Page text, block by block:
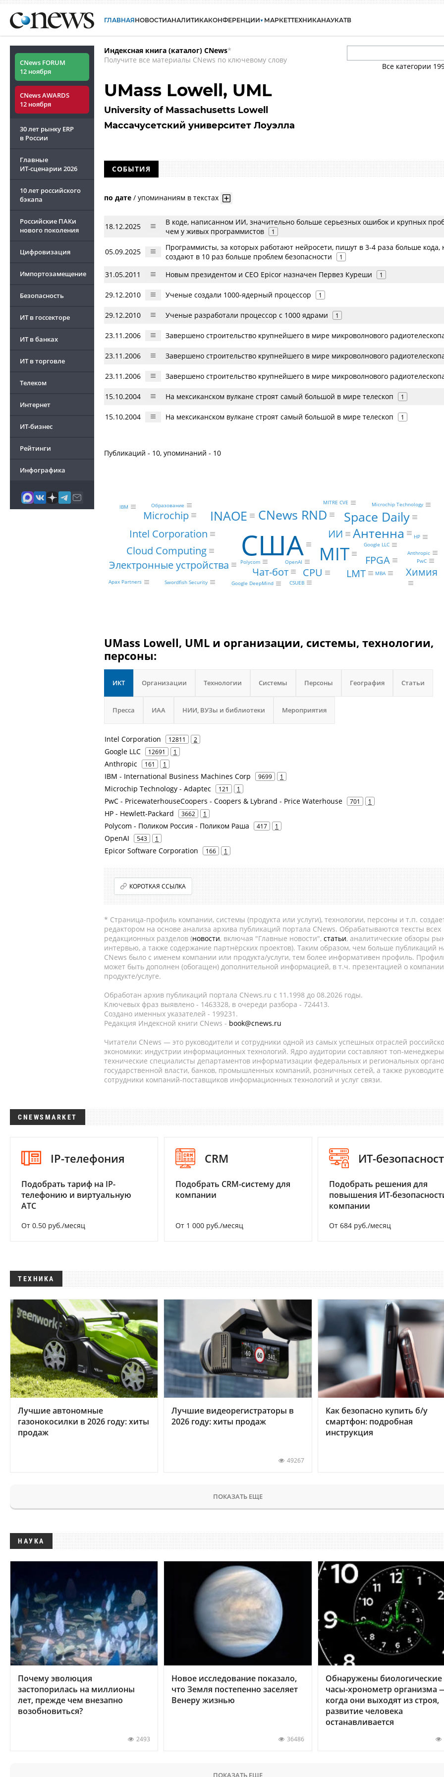
ГЛАВНАЯНОВОСТИАНАЛИТИКАКОНФЕРЕНЦИИ МАРКЕТТЕХНИКАНАУКАТВ
CNews FORUM
12 ноября
CNews AWARDS
12 ноября
30 лет рынку ERP
в России
Главные
ИТ-сценарии 2026
10 лет российского
бэкапа
Российские ПАКи
нового поколения
Цифровизация
Импортозамещение
Безопасность
ИТ в госсекторе
ИТ в банках
ИТ в торговле
Телеком
Интернет
ИТ-бизнес
Рейтинги
Инфографика
Индексная книга (каталог) CNews*
Получите все материалы CNews по ключевому слову
Все категории
UMass Lowell, UML
University of Massachusetts Lowell
Массачусетский университет Лоуэлла
СОБЫТИЯ
по дате / упоминаниям в текстах
18.12.2025
В коде, написанном ИИ, значительно больше серьезных ошибок и крупных
чем у живых программистов
1
05.09.2025
Программисты, за которых работают нейросети, пишут в 3-4 раза больше кода,
создают в 10 раз больше проблем безопасности
1
31.05.2011 Новым президентом и CEO Epicor назначен Первез Куреши 1
29.12.2010 Ученые создали 1000-ядерный процессор 1
29.12.2010 Ученые разработали процессор с 1000 ядрами 1
23.11.2006 Завершено строительство крупнейшего в мире микроволнового
23.11.2006 Завершено строительство крупнейшего в мире микроволнового
23.11.2006 Завершено строительство крупнейшего в мире микроволнового
15.10.2004 На мексиканском вулкане строят самый большой в мире телескоп 1
15.10.2004 На мексиканском вулкане строят самый большой в мире телескоп 1
Публикаций - 10, упоминаний - 10
США MIT
Антенна
Space Daily
CNews RND
INAOE
Intel Corporation
FPGA
Cloud Computing
Microchip
Электронные устройства
Чат-бот CPU
ИИ
LMT Химия
Google LLC
Anthropic
IBM Microchip Technology
PwC
HP
Polycom OpenAI
Apax Partners Swordfish Security Google DeepMind
MITRE CVE
Образование
MBA
CSUEB
UMass Lowell, UML и организации, системы, технологии,
персоны:
ИКТ Организации Технологии Системы Персоны География Статьи
Пресса ИАА НИИ, ВУЗы и библиотеки Мероприятия
Intel Corporation 12811 2
Google LLC 12691 1
Anthropic 161 1
IBM - International Business Machines Corp 9699 1
Microchip Technology - Adaptec 121 1
PwC - PricewaterhouseCoopers - Coopers & Lybrand - Price Waterhouse 701 1
HP - Hewlett-Packard 3662 1
Polycom - Поликом Россия - Поликом Раша 417 1
OpenAI 543 1
Epicor Software Corporation 166 1
КОРОТКАЯ ССЫЛКА
* Страница-профиль компании, системы (продукта или услуги), технологии, персоны и т.п.
редактором на основе анализа архива публикаций портала CNews. Обрабатываются тексты всех
редакционных разделов (новости, включая "Главные новости", статьи, аналитические обзоры
интервью, а также содержание партнёрских проектов). Таким образом, чем больше публикаций
CNews было с именем компании или продукта/услуги, тем более информативен профиль.
может быть дополнен (обогащен) дополнительной информацией, в т.ч. презентацией о
продукте/услуге.
Обработан архив публикаций портала CNews.ru c 11.1998 до 08.2026 годы.
Ключевых фраз выявлено - 1463328, в очереди разбора - 724413.
Создано именных указателей - 199231.
Редакция Индексной книги CNews - book@cnews.ru
Читатели CNews — это руководители и сотрудники одной из самых успешных отраслей
экономики: индустрии информационных технологий. Ядро аудитории составляют топ-
технические специалисты департаментов информатизации федеральных и региональных
государственной власти, банков, промышленных компаний, розничных сетей, а также
сотрудники компаний-поставщиков информационных технологий и услуг связи.
CNEWSMARKET
IP-телефония
Подобрать тариф на IP-
телефонию и виртуальную
АТС
От 0.50 руб./месяц
CRM
Подобрать CRM-систему для
компании
От 1 000 руб./месяц
ИТ-
Подобрать решения для
повышения ИТ-
компании
От 684 руб./месяц
ТЕХНИКА
Лучшие автономные
газонокосилки в 2026 году: хиты
продаж
Лучшие видеорегистраторы в
2026 году: хиты продаж
49267
Как безопасно купить б/у
смартфон: подробная
инструкция
ПОКАЗАТЬ ЕЩЕ
НАУКА
Почему эволюция
застопорилась на миллионы
лет, прежде чем внезапно
возобновиться?
2493
Новое исследование показало,
что Земля постепенно заселяет
Венеру жизнью
36486
Обнаружены биологические
часы-хронометр организма
когда они выходят из строя,
развитие человека
останавливается
ПОКАЗАТЬ ЕЩЕ